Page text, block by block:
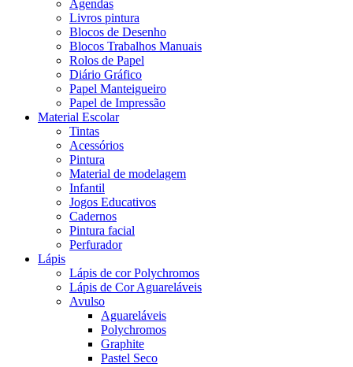
Agendas
Livros pintura
Blocos de Desenho
Blocos Trabalhos Manuais
Rolos de Papel
Diário Gráfico
Papel Manteigueiro
Papel de Impressão
Material Escolar
Tintas
Acessórios
Pintura
Material de modelagem
Infantil
Jogos Educativos
Cadernos
Pintura facial
Perfurador
Lápis
Lápis de cor Polychromos
Lápis de Cor Aguareláveis
Avulso
Aguareláveis
Polychromos
Graphite
Pastel Seco